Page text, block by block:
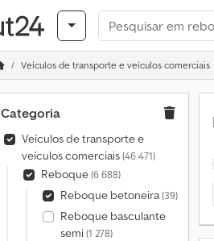
Veículos de transporte e veículos comerciais
Categoria
Veículos de transporte e
veículos comerciais(46 471)
Reboque(6 688)
Reboque betoneira(39)
Reboque basculante
semi(1 278)